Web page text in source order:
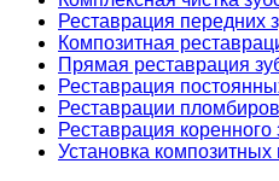
Реставрация передних
Композитная
Прямая реставрация
Реставрация
Реставрации
Реставрация коренного
Установка композитных